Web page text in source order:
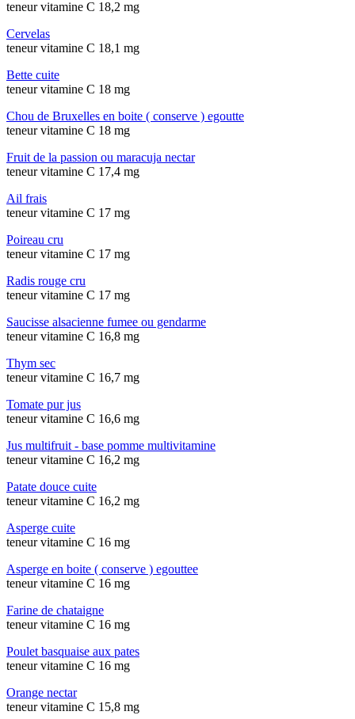
teneur vitamine C 18,2 mg
Cervelas
teneur vitamine C 18,1 mg
Bette cuite
teneur vitamine C 18 mg
Chou de Bruxelles en boite ( conserve ) egoutte
teneur vitamine C 18 mg
Fruit de la passion ou maracuja nectar
teneur vitamine C 17,4 mg
Ail frais
teneur vitamine C 17 mg
Poireau cru
teneur vitamine C 17 mg
Radis rouge cru
teneur vitamine C 17 mg
Saucisse alsacienne fumee ou gendarme
teneur vitamine C 16,8 mg
Thym sec
teneur vitamine C 16,7 mg
Tomate pur jus
teneur vitamine C 16,6 mg
Jus multifruit - base pomme multivitamine
teneur vitamine C 16,2 mg
Patate douce cuite
teneur vitamine C 16,2 mg
Asperge cuite
teneur vitamine C 16 mg
Asperge en boite ( conserve ) egouttee
teneur vitamine C 16 mg
Farine de chataigne
teneur vitamine C 16 mg
Poulet basquaise aux pates
teneur vitamine C 16 mg
Orange nectar
teneur vitamine C 15,8 mg